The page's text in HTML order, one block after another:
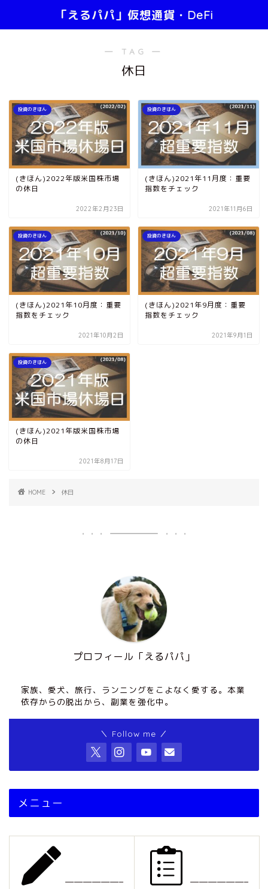
「えるパパ」仮想通貨・DeFi
― TAG ―
休日
投資のきほん
(きほん)2022年版米国株市場
の休日
2022年2月23日
投資のきほん
(きほん)2021年11月度：重要
指数をチェック
2021年11月6日
投資のきほん
(きほん)2021年10月度：重要
指数をチェック
2021年10月2日
投資のきほん
(きほん)2021年9月度：重要
指数をチェック
2021年9月1日
投資のきほん
(きほん)2021年版米国株市場
の休日
2021年8月17日
HOME 休日
プロフィール「えるパパ」
家族、愛犬、旅行、ランニングをこよなく愛する。本業
依存からの脱出から、副業を強化中。
＼ Follow me ／
メニュー
——————– ——————–